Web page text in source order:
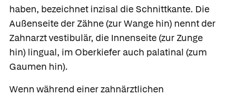
haben, bezeichnet inzisal die Schnittkante. Die
Außenseite der Zähne (zur Wange hin) nennt der
Zahnarztvestibulär, die Innenseite (zur Zunge
hin) lingual, im Oberkiefer auch palatinal (zum
Gaumen hin).
Wenn während einer zahnärztlichen